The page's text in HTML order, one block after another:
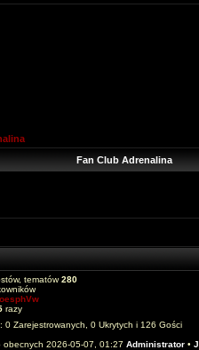
Fan Club Adrenalina
tematów280
razy
0 Zarejestrowanych, 0 Ukrytych i 126 Gości
obecnych 2026-05-07, 01:27 Administrator •